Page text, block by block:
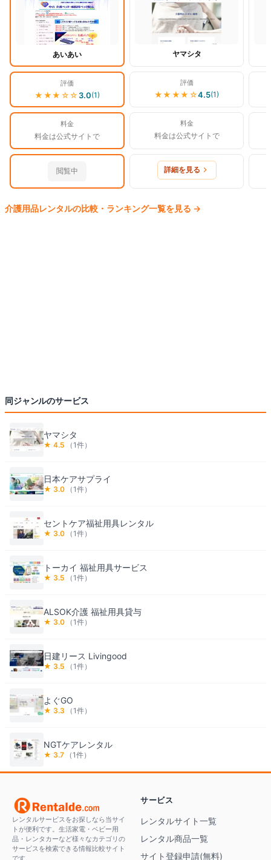
あいあい ヤマシタ
評価
★★★ ☆☆ 3.0(1)
評価
★★★★ ☆4.5(1)
料金
料金は公式サイトで
料金
料金は公式サイトで
閲覧中 詳細を見る
介護用品レンタルの比較・ランキング一覧を見る →
同ジャンルのサービス
ヤマシタ
★ 4.5 （1件）
日本ケアサプライ
★ 3.0 （1件）
セントケア福祉用具レンタル
★ 3.0 （1件）
トーカイ 福祉用具サービス
★ 3.5 （1件）
ALSOK介護 福祉用具貸与
★ 3.0 （1件）
日建リース Livingood
★ 3.5 （1件）
よぐGO
★ 3.3 （1件）
NGTケアレンタル
★ 3.7 （1件）
レンタルサービスをお探しなら当サイ
トが便利です。生活家電・ベビー用
品・レンタカーなど様々なカテゴリの
サービスを検索できる情報比較サイト
です。
サービス
レンタルサイト一覧
レンタル商品一覧
サイト登録申請(無料)